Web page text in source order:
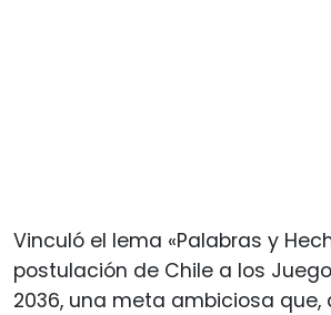
Vinculó el lema «Palabras y
postulación de Chile a los
2036, una meta ambiciosa que,